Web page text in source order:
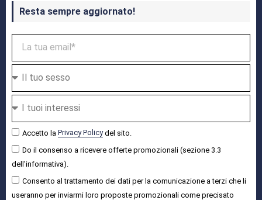
Resta sempre aggiornato!
Accetto la Privacy Policydel sito.
Do il consenso a ricevere offerte promozionali (sezione 3.3
dell'informativa).
Consento al trattamento dei dati per la comunicazione a terzi che li
useranno per inviarmi loro proposte promozionali come precisato